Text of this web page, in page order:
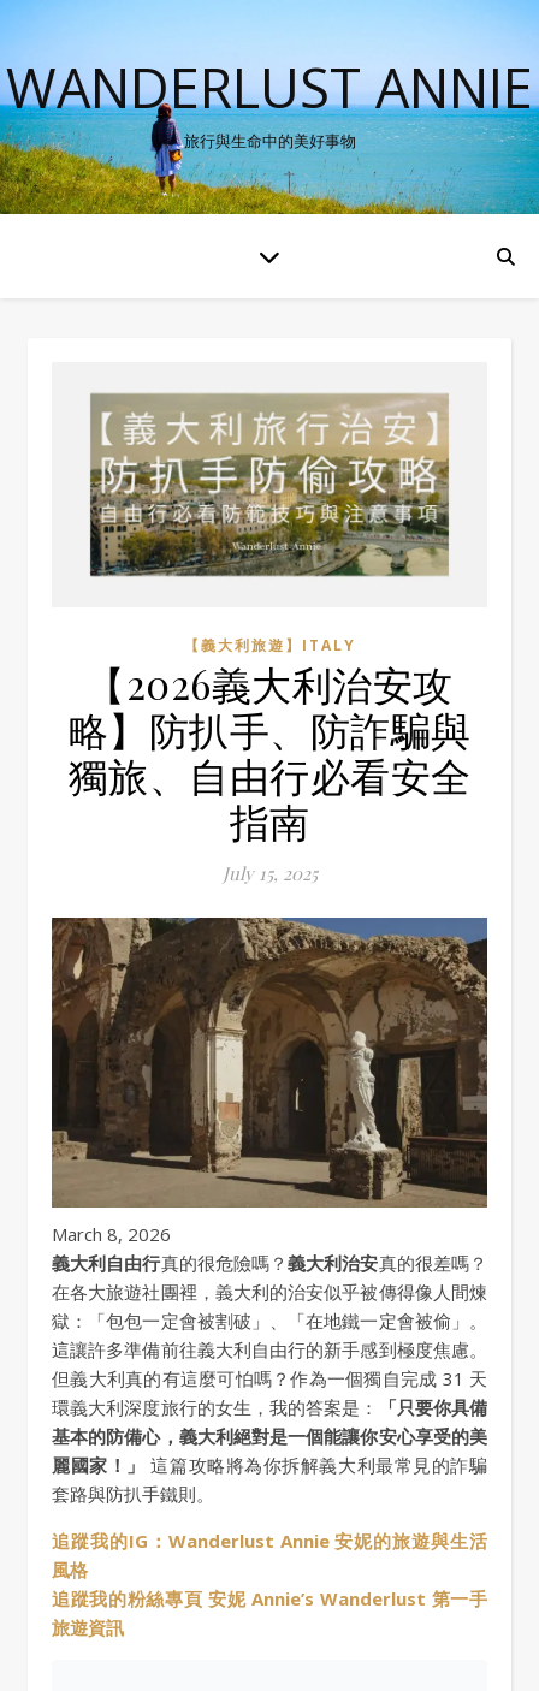
WANDERLUST ANNIE
旅行與生命中的美好事物
【義大利旅遊】ITALY
【2026義大利治安攻
略】防扒手、防詐騙與
獨旅、自由行必看安全
指南
July 15, 2025
March 8, 2026
義大利自由行真的很危險嗎？義大利治安真的很差嗎？
在各大旅遊社團裡，義大利的治安似乎被傳得像人間煉
獄：「包包一定會被割破」、「在地鐵一定會被偷」。
這讓許多準備前往義大利自由行的新手感到極度焦慮。
但義大利真的有這麼可怕嗎？作為一個獨自完成 31 天
環義大利深度旅行的女生，我的答案是：
「只要你具備
基本的防備心，義大利絕對是一個能讓你安心享受的美
麗國家！」
這篇攻略將為你拆解義大利最常見的詐騙
套路與防扒手鐵則。
追蹤我的IG：Wanderlust Annie 安妮的旅遊與生活
風格
追蹤我的粉絲專頁 安妮 Annie’s Wanderlust 第一手
旅遊資訊